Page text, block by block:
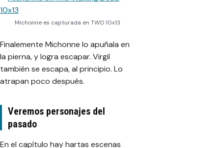
Michonne es capturada en TWD 10x13
Finalemente Michonne lo apuñala en
la pierna, y logra escapar. Virgil
también se escapa, al principio. Lo
atrapan poco después.
Veremos personajes del
pasado
En el capítulo hay hartas escenas